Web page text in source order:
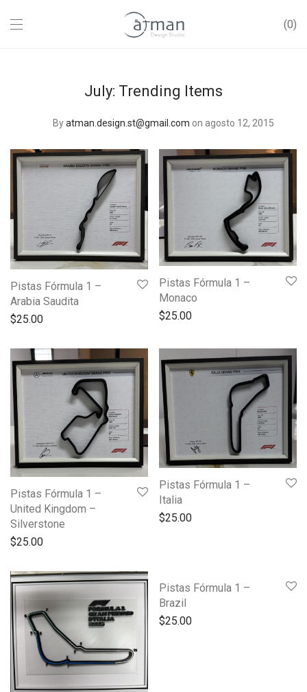
0
July: Trending Items
Byatman.design.st@gmail.com on agosto 12, 2015
Pistas Fórmula 1 –
Arabia Saudita
$25.00
Pistas Fórmula 1 –
Monaco
$25.00
Pistas Fórmula 1 –
United Kingdom –
Silverstone
$25.00
Pistas Fórmula 1 –
Italia
$25.00
Pistas Fórmula 1 –
Brazil
$25.00